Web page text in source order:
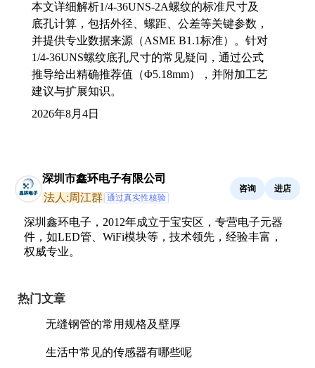
本文详细解析1/4-36UNS-2A螺纹的标准尺寸及
底孔计算，包括外径、螺距、公差等关键参数，
并提供专业数据来源（ASME B1.1标准）。针对
1/4-36UNS螺纹底孔尺寸的常见疑问，通过公式
推导给出精确推荐值（Φ5.18mm），并附加工艺
建议与扩展知识。
2026年8月4日
深圳市鑫环电子有限公司
法人:周江群 通过真实性核验
咨询 进店
深圳鑫环电子，2012年成立于宝安区，专营电子元器
件，如LED管、WiFi模块等，技术领先，经验丰富，
权威专业。
热门文章
无缝钢管的常用规格及壁厚
生活中常见的传感器有哪些呢